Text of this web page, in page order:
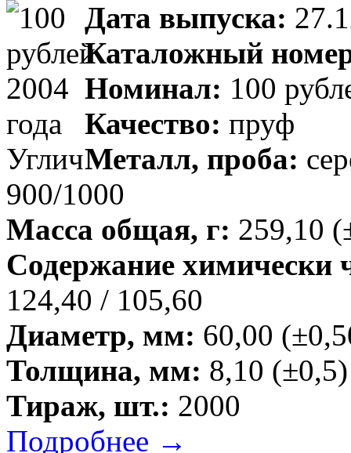
Дата выпуска:
Каталожный
Номинал: 100
Качество: пруф
Металл, проба:
900/1000
Масса общая, г: 259,10
Содержание химически
124,40 / 105,60
Диаметр, мм: 60,00
Толщина, мм: 8,10 (±0,5)
Тираж, шт.: 2000
Подробнее →